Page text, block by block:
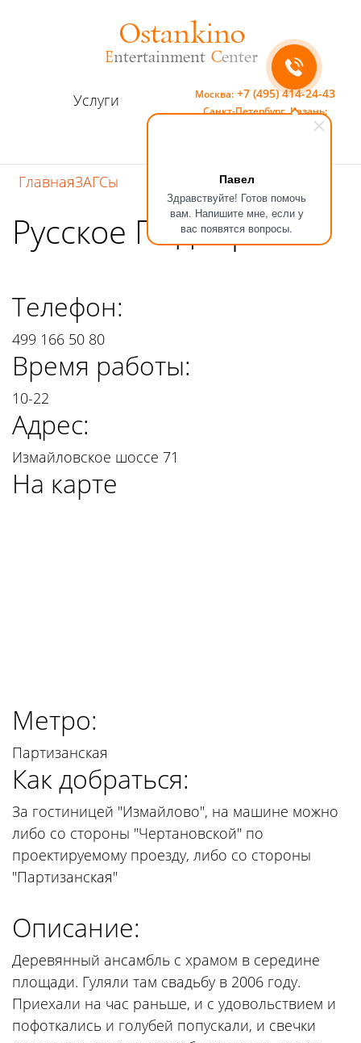
Павел
Здравствуйте! Готов помочь
вам. Напишите мне, если у
вас появятся вопросы.
Ostankino
Entertainment Center
Услуги Москва: +7 (495) 414-24-43
Санкт-Петербург, Казань:
ГлавнаяЗАГСы
Русское Подворье
Телефон:
499 166 50 80
Время работы:
10-22
Адрес:
Измайловское шоссе 71
На карте
Метро:
Партизанская
Как добраться:
За гостиницей "Измайлово", на машине можно
либо со стороны "Чертановской" по
проектируемому проезду, либо со стороны
"Партизанская"
Описание:
Деревянный ансамбль с храмом в середине
площади. Гуляли там свадьбу в 2006 году.
Приехали на час раньше, и с удовольствием и
пофоткались и голубей попускали, и свечки